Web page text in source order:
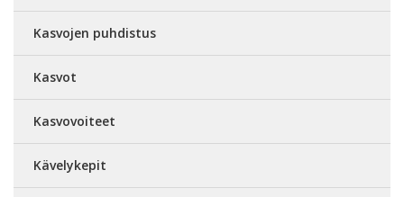
Kasvojen puhdistus
Kasvot
Kasvovoiteet
Kävelykepit